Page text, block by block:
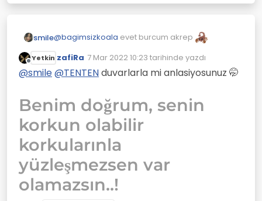
burçlar;
smile@bagimsizkoala evet burcum akrep
Çevrimdışı
Yetkin zafiRa 7 Mar 2022 10:23 tarihinde yazdı
Son düzenleyen:
@smile@TENTENduvarlarla mi anlasiyosunuz 🤭
Benim doğrum, senin
korkun olabilir
korkularınla
yüzleşmezsen var
olamazsın..!